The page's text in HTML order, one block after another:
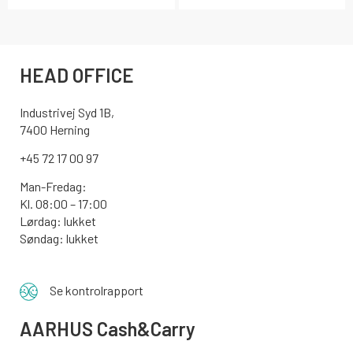
HEAD OFFICE
Industrivej Syd 1B,
7400 Herning
+45 72 17 00 97
Man-Fredag:
Kl. 08:00 – 17:00
Lørdag: lukket
Søndag: lukket
Se kontrolrapport
AARHUS Cash&Carry